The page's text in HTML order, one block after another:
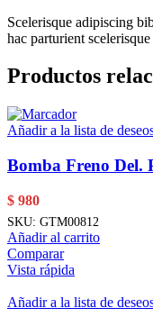
Scelerisque adipiscing
hac parturient
Productos
Añadir a la lista de
Bomba Freno Del.
$ 980
SKU: GTM00812
Añadir al carrito
Comparar
Vista rápida
Añadir a la lista de